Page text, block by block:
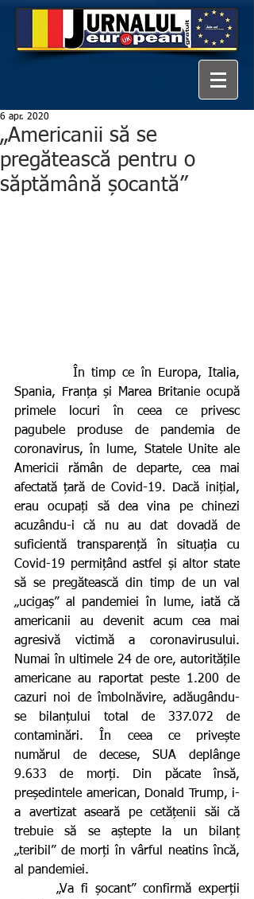
„Americanii să se
pregătească pentru o
săptămână șocantă”
6 apr. 2020
Spania, Franța și Marea Britanie ocupă
primele locuri în ceea ce privesc
pagubele produse de pandemia de
coronavirus, în lume, Statele Unite ale
Americii rămân de departe, cea mai
afectată țară de Covid-19. Dacă inițial,
erau ocupați să dea vina pe chinezi
acuzându-i că nu au dat dovadă de
suficientă transparență în situația cu
Covid-19 permițând astfel și altor state
să se pregătească din timp de un val
„ucigaș” al pandemiei în lume, iată că
americanii au devenit acum cea mai
agresivă victimă a coronavirusului.
Numai în ultimele 24 de ore, autoritățile
americane au raportat peste 1.200 de
cazuri noi de îmbolnăvire, adăugându-
se bilanțului total de 337.072 de
contaminări. În ceea ce privește
numărul de decese, SUA deplânge
9.633 de morți. Din păcate însă,
președintele american, Donald Trump, i-
a avertizat aseară pe cetățenii săi că
trebuie să se aștepte la un bilanț
„teribil” de morți în vârful neatins încă,
al pandemiei.
      „Va fi șocant” confirmă experții